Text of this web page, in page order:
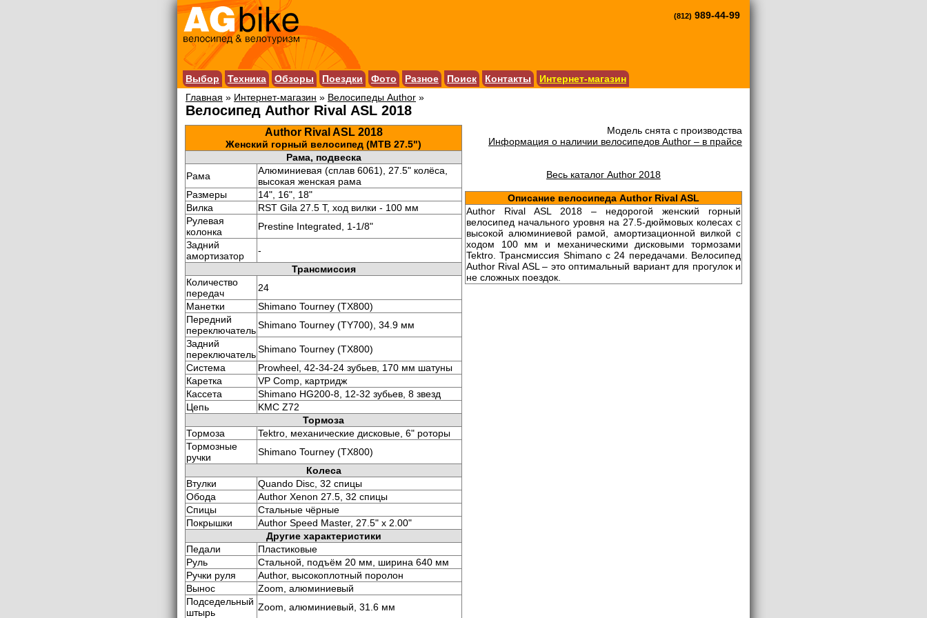
(812) 989-44-99
Выбор Техника Обзоры Поездки Фото Разное Поиск Контакты
Интернет-магазин
Главная » Интернет-магазин » Велосипеды Author »
Велосипед Author Rival ASL 2018
Author Rival ASL 2018
Женский горный велосипед (MTB 27.5")
Рама, подвеска
Рама
Алюминиевая (сплав 6061), 27.5" колёса,
высокая женская рама
Размеры
14", 16", 18"
Вилка
RST Gila 27.5 T, ход вилки - 100 мм
Рулевая
колонка
Prestine Integrated, 1-1/8"
Задний
амортизатор
-
Трансмиссия
Количество
передач
24
Манетки
Shimano Tourney (TX800)
Передний
переключательShimano Tourney (TY700), 34.9 мм
Задний
переключательShimano Tourney (TX800)
Система
Prowheel, 42-34-24 зубьев, 170 мм шатуны
Каретка
VP Comp, картридж
Кассета
Shimano HG200-8, 12-32 зубьев, 8 звезд
Цепь
KMC Z72
Тормоза
Тормоза
Tektro, механические дисковые, 6" роторы
Тормозные
ручки
Shimano Tourney (TX800)
Колеса
Втулки
Quando Disc, 32 спицы
Обода
Author Xenon 27.5, 32 спицы
Спицы
Стальные чёрные
Покрышки
Author Speed Master, 27.5" x 2.00"
Другие характеристики
Педали
Пластиковые
Руль
Стальной, подъём 20 мм, ширина 640 мм
Ручки руля
Author, высокоплотный поролон
Вынос
Zoom, алюминиевый
Подседельный
штырь
Zoom, алюминиевый, 31.6 мм
Модель снята с производства
Информация о наличии велосипедов Author – в прайсе
Весь каталог Author 2018
Описание велосипеда Author Rival ASL
Author Rival ASL 2018 – недорогой женский горный
велосипед начального уровня на 27.5-дюймовых колесах с
высокой алюминиевой рамой, амортизационной вилкой с
ходом 100 мм и механическими дисковыми тормозами
Tektro. Трансмиссия Shimano с 24 передачами. Велосипед
Author Rival ASL – это оптимальный вариант для прогулок и
не сложных поездок.